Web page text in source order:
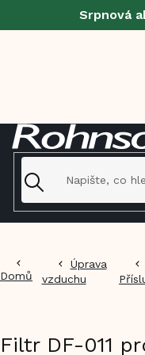
Srpnová
Domů
Úprava
vzduchu
Filtr DF-011